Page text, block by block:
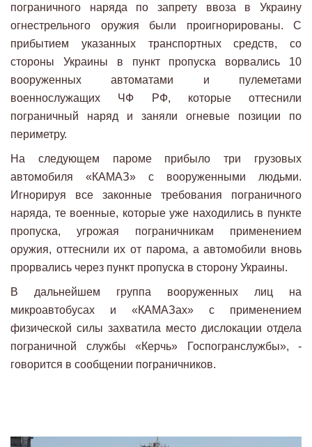
пограничного наряда по запрету ввоза в Украину
огнестрельного оружия были проигнорированы. С
прибытием указанных транспортных средств, со
стороны Украины в пункт пропуска ворвались 10
вооруженных автоматами и пулеметами
военнослужащих ЧФ РФ, которые оттеснили
пограничный наряд и заняли огневые позиции по
периметру.
На следующем пароме прибыло три грузовых
автомобиля «КАМАЗ» с вооруженными людьми.
Игнорируя все законные требования пограничного
наряда, те военные, которые уже находились в пункте
пропуска, угрожая пограничникам применением
оружия, оттеснили их от парома, а автомобили вновь
прорвались через пункт пропуска в сторону Украины.
В дальнейшем группа вооруженных лиц на
микроавтобусах и «КАМАЗах» с применением
физической силы захватила место дислокации отдела
пограничной службы «Керчь» Госпогранслужбы», -
говорится в сообщении пограничников.